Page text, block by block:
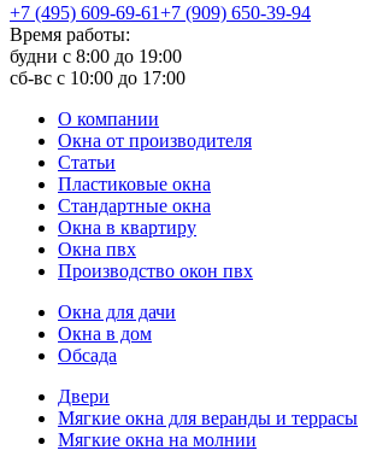
+7 (495) 609-69-61+7 (909) 650-39-94
Время работы:
будни с 8:00 до 19:00
сб-вс с 10:00 до 17:00
О компании
Окна от производителя
Статьи
Пластиковые окна
Стандартные окна
Окна в квартиру
Окна пвх
Производство окон пвх
Окна для дачи
Окна в дом
Обсада
Двери
Мягкие окна для веранды и террасы
Мягкие окна на молнии